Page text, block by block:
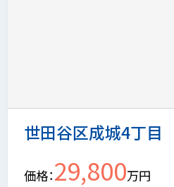
世田谷区成城4丁目
価格 29,800万円